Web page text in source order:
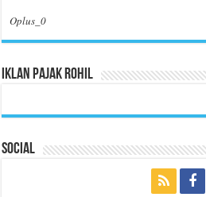
Oplus_0
Iklan Pajak Rohil
Social